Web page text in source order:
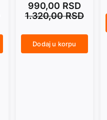
1.320,00RSD
990,00 RSD
Dodaj u korpu